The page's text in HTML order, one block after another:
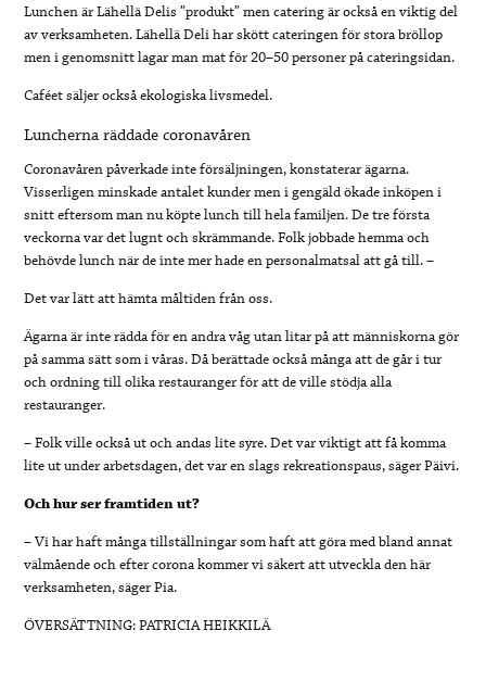
Lunchen är Lähellä Delis ”produkt” men catering är också en viktig del
av verksamheten. Lähellä Deli har skött cateringen för stora bröllop
men i genomsnitt lagar man mat för 20–50 personer på cateringsidan.
Caféet säljer också ekologiska livsmedel.
Luncherna räddade coronavåren
Coronavåren påverkade inte försäljningen, konstaterar ägarna.
Visserligen minskade antalet kunder men i gengäld ökade inköpen i
snitt eftersom man nu köpte lunch till hela familjen. De tre första
veckorna var det lugnt och skrämmande. Folk jobbade hemma och
behövde lunch när de inte mer hade en personalmatsal att gå till. –
Det var lätt att hämta måltiden från oss.
Ägarna är inte rädda för en andra våg utan litar på att människorna gör
på samma sätt som i våras. Då berättade också många att de går i tur
och ordning till olika restauranger för att de ville stödja alla
restauranger.
– Folk ville också ut och andas lite syre. Det var viktigt att få komma
lite ut under arbetsdagen, det var en slags rekreationspaus, säger Päivi.
Och hur ser framtiden ut?
– Vi har haft många tillställningar som haft att göra med bland annat
välmående och efter corona kommer vi säkert att utveckla den här
verksamheten, säger Pia.
ÖVERSÄTTNING: PATRICIA HEIKKILÄ